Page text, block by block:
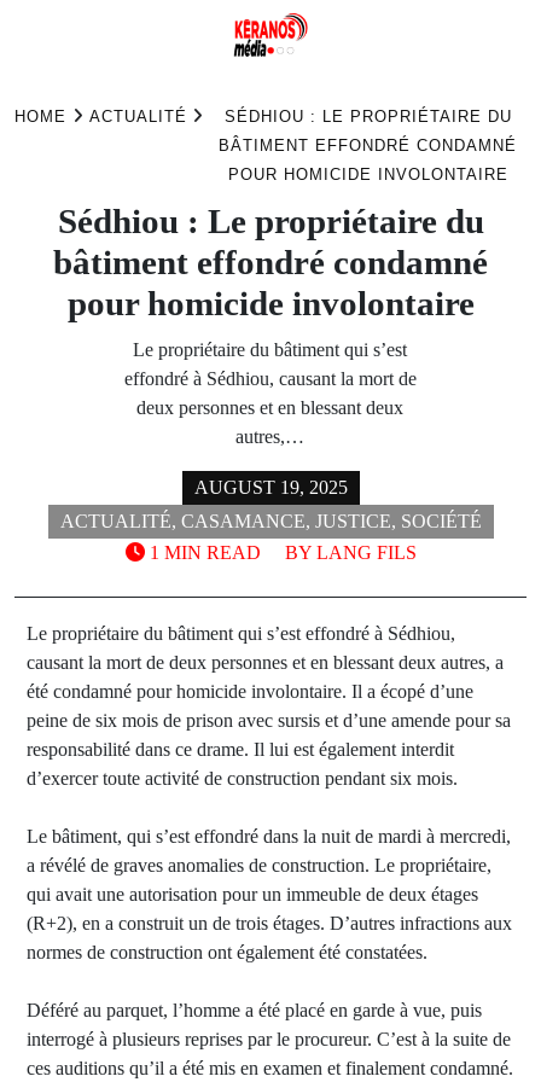
HOME ACTUALITÉ
SÉDHIOU : LE PROPRIÉTAIRE DU
BÂTIMENT EFFONDRÉ CONDAMNÉ
POUR HOMICIDE INVOLONTAIRE
Sédhiou : Le propriétaire du
bâtiment effondré condamné
pour homicide involontaire
Le propriétaire du bâtiment qui s’est
effondré à Sédhiou, causant la mort de
deux personnes et en blessant deux
autres,…
AUGUST 19, 2025
ACTUALITÉ, CASAMANCE, JUSTICE, SOCIÉTÉ
BY LANG FILS
1 MIN READ
Le propriétaire du bâtiment qui s’est effondré à Sédhiou,
causant la mort de deux personnes et en blessant deux autres, a
été condamné pour homicide involontaire. Il a écopé d’une
peine de six mois de prison avec sursis et d’une amende pour sa
responsabilité dans ce drame. Il lui est également interdit
d’exercer toute activité de construction pendant six mois.
Le bâtiment, qui s’est effondré dans la nuit de mardi à mercredi,
a révélé de graves anomalies de construction. Le propriétaire,
qui avait une autorisation pour un immeuble de deux étages
(R+2), en a construit un de trois étages. D’autres infractions aux
normes de construction ont également été constatées.
Déféré au parquet, l’homme a été placé en garde à vue, puis
interrogé à plusieurs reprises par le procureur. C’est à la suite de
ces auditions qu’il a été mis en examen et finalement condamné.